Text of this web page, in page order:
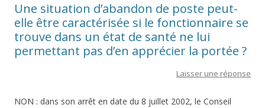
Une situation d’abandon de poste peut-
elle être caractérisée si le fonctionnaire se
trouve dans un état de santé ne lui
permettant pas d’en apprécier la portée ?
Laisser une réponse
NON : dans son arrêt en date du 8 juillet 2002, le Conseil